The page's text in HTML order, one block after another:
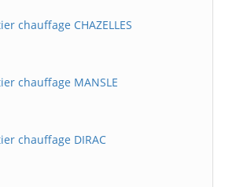
chauffage CHAZELLES
chauffage MANSLE
chauffage DIRAC